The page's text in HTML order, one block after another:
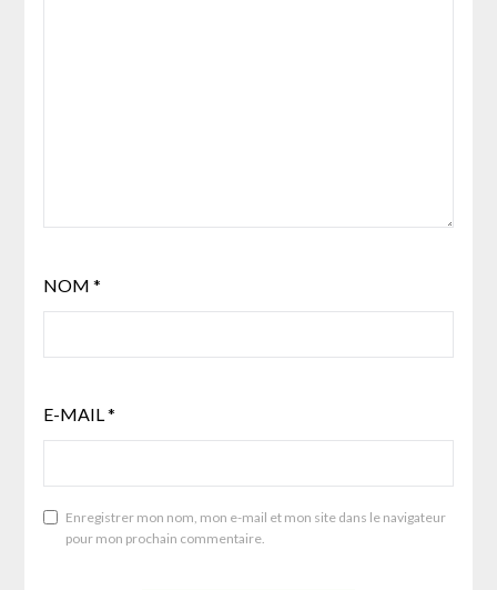
NOM *
E-MAIL *
Enregistrer mon nom, mon e-mail et mon site dans le navigateur
pour mon prochain commentaire.